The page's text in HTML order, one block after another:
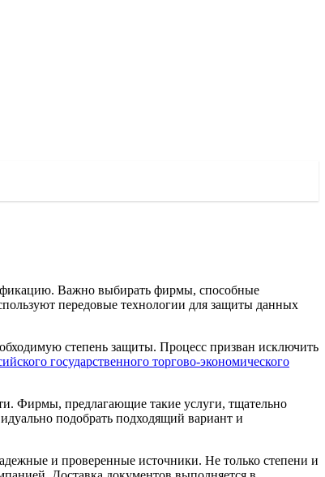
Важно выбирать фирмы, способные
передовые технологии для защиты данных
степень защиты. Процесс призван исключить
государственного торгово-экономического
Фирмы, предлагающие такие услуги, тщательно
подобрать подходящий вариант и
и проверенные источники. Не только степени и